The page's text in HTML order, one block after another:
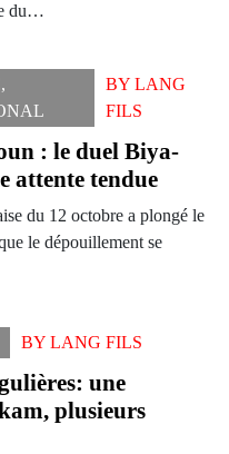
du…
,
BYLANG
FILS
: le duel Biya-
attente tendue
du 12 octobre a plongé le
le dépouillement se
BY LANG FILS
une
plusieurs